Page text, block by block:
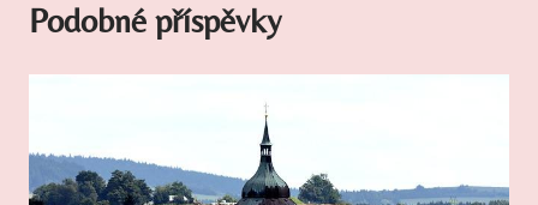
Podobné příspěvky